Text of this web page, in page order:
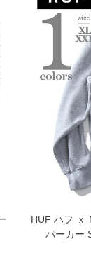
HUF ハフ ｘ
パーカー